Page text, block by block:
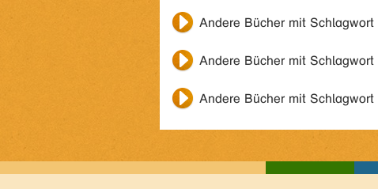
Andere Bücher mit Schlagwort
Andere Bücher mit Schlagwort
Andere Bücher mit Schlagwort